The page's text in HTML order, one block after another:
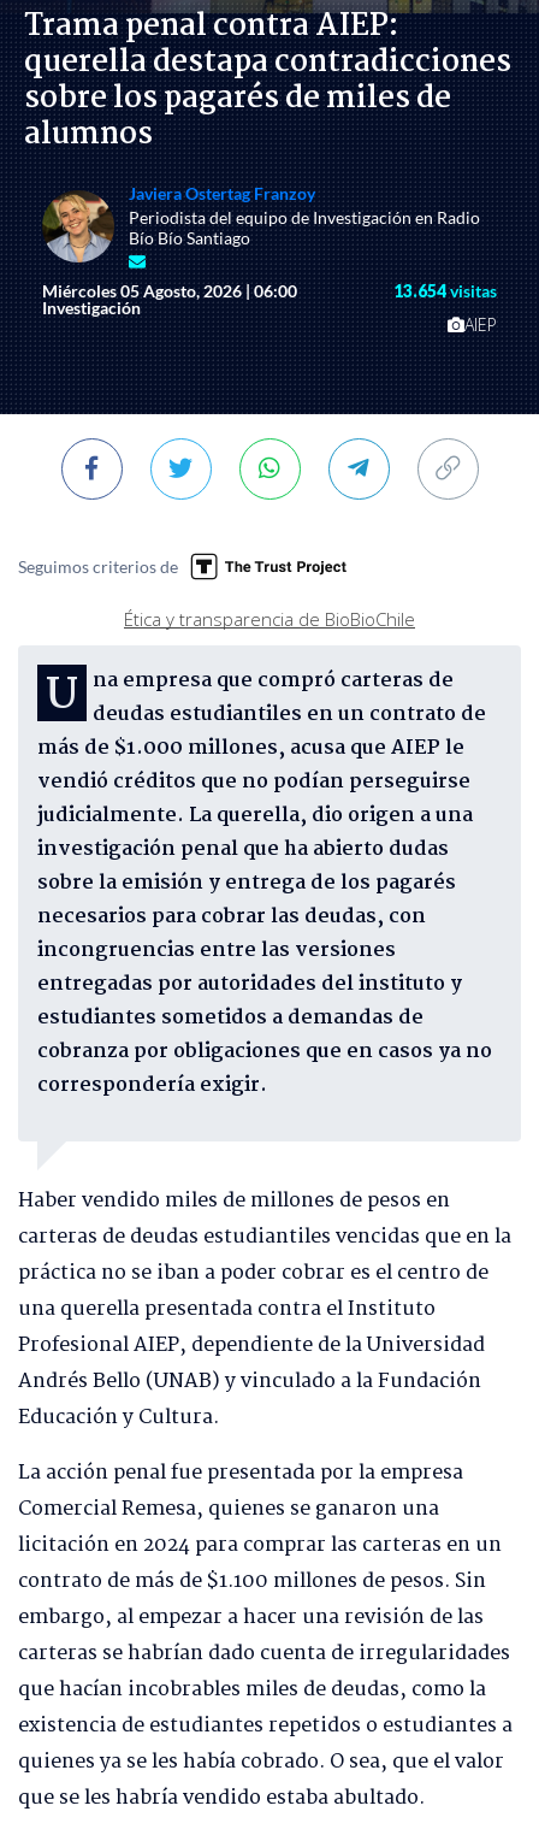
Trama penal contra AIEP:
querella destapa contradicciones
sobre los pagarés de miles de
alumnos
Javiera Ostertag Franzoy
Periodista del equipo de Investigación en Radio
Bío Bío Santiago
Miércoles 05 Agosto, 2026 | 06:00
Investigación
13.654visitas
AIEP
Seguimos criterios de
Ética y transparencia de BioBioChile
Una empresa que compró carteras de deudas estudiantiles en un contrato de
más de $1.000 millones, acusa que AIEP le
vendió créditos que no podían perseguirse
judicialmente. La querella, dio origen a una
investigación penal que ha abierto dudas
sobre la emisión y entrega de los pagarés
necesarios para cobrar las deudas, con
incongruencias entre las versiones
entregadas por autoridades del instituto y
estudiantes sometidos a demandas de
cobranza por obligaciones que en casos ya no
correspondería exigir.
Haber vendido miles de millones de pesos en
carteras de deudas estudiantiles vencidas que en la
práctica no se iban a poder cobrar es el centro de
una querella presentada contra el Instituto
Profesional AIEP, dependiente de la Universidad
Andrés Bello (UNAB) y vinculado a la Fundación
Educación y Cultura.
La acción penal fue presentada por la empresa
Comercial Remesa, quienes se ganaron una
licitación en 2024 para comprar las carteras en un
contrato de más de $1.100 millones de pesos. Sin
embargo, al empezar a hacer una revisión de las
carteras se habrían dado cuenta de irregularidades
que hacían incobrables miles de deudas, como la
existencia de estudiantes repetidos o estudiantes a
quienes ya se les había cobrado. O sea, que el valor
que se les habría vendido estaba abultado.